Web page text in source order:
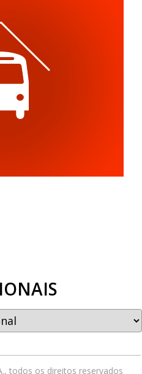
todos os direitos reservados